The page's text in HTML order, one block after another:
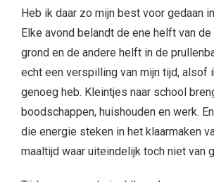
Heb ik daar zo mijn best voor gedaan
Elke avond belandt de ene helft van
grond en de andere helft in de
echt een verspilling van mijn tijd, alsof
genoeg heb. Kleintjes naar school
boodschappen, huishouden en werk.
die energie steken in het klaarmaken
maaltijd waar uiteindelijk toch niet van